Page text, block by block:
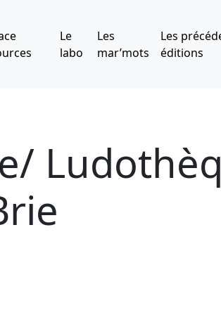
Le
labo
Les
mar’mots
Les
éditions